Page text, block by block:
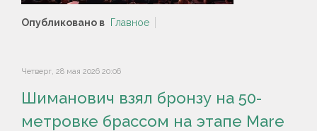
Опубликовано в Главное
Четверг, 28 мая 2026 20:06
Шиманович взял бронзу на 50-
метровке брассом на этапе Mare